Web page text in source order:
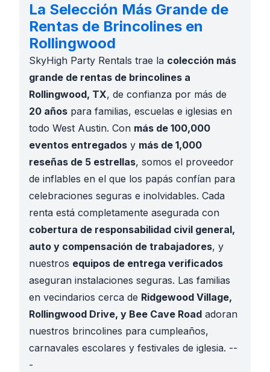
La Selección Más Grande de
Rentas de Brincolines en
Rollingwood
SkyHigh Party Rentals trae la colección más
grande de rentas de brincolines a
Rollingwood, TX, de confianza por más de
20 años para familias, escuelas e iglesias en
todo West Austin. Con más de 100,000
eventos entregados y más de 1,000
reseñas de 5 estrellas, somos el proveedor
de inflables en el que los papás confían para
celebraciones seguras e inolvidables. Cada
renta está completamente asegurada con
cobertura de responsabilidad civil general,
auto y compensación de trabajadores, y
nuestros equipos de entrega verificados
aseguran instalaciones seguras. Las familias
en vecindarios cerca de Ridgewood Village,
Rollingwood Drive, y Bee Cave Road adoran
nuestros brincolines para cumpleaños,
carnavales escolares y festivales de iglesia. --
-